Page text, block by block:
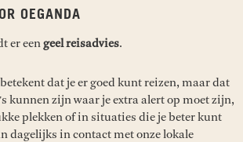
OEGANDA
er eengeel reisadvies.
dat je er goed kunt reizen, maar dat
kunnen zijn waar je extra alert op moet zijn,
plekken of in situaties die je beter kunt
dagelijks in contact met onze lokale